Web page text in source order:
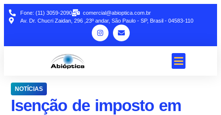
Fone: (11) 3059-2090
comercial@abioptica.com.br
Av. Dr. Chucri Zaidan, 296 ,23º andar, São Paulo - SP, Brasil - 04583-110
NOTÍCIAS
Isenção de imposto em